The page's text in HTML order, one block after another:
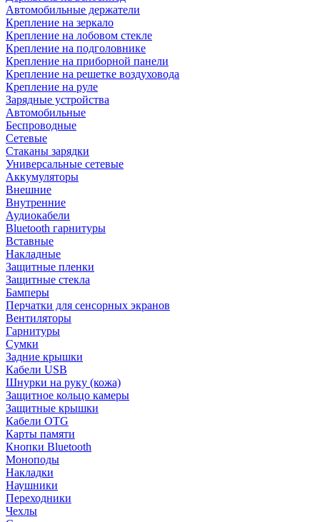
Автомобильные держатели
Крепление на зеркало
Крепление на лобовом стекле
Крепление на подголовнике
Крепление на приборной панели
Крепление на решетке воздуховода
Крепление на руле
Зарядные устройства
Автомобильные
Беспроводные
Сетевые
Стаканы зарядки
Универсальные сетевые
Аккумуляторы
Внешние
Внутренние
Аудиокабели
Bluetooth гарнитуры
Вставные
Накладные
Защитные пленки
Защитные стекла
Бамперы
Перчатки для сенсорных экранов
Вентиляторы
Гарнитуры
Сумки
Задние крышки
Кабели USB
Шнурки на руку (кожа)
Защитное кольцо камеры
Защитные крышки
Кабели OTG
Карты памяти
Кнопки Bluetooth
Моноподы
Накладки
Наушники
Переходники
Чехлы